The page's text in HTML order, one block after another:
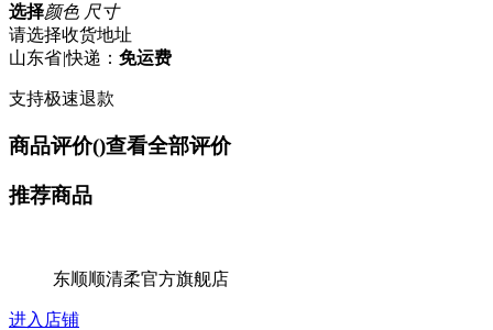
选择颜色 尺寸
请选择收货地址
山东省|快递： 免运费
支持极速退款
商品评价()查看全部评价
推荐商品
东顺顺清柔官方旗舰店
进入店铺